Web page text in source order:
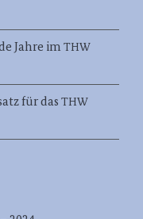
Jahre im THW
für das THW